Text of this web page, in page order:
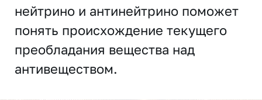
нейтрино и антинейтрино поможет
понять происхождение текущего
преобладания вещества над
антивеществом.